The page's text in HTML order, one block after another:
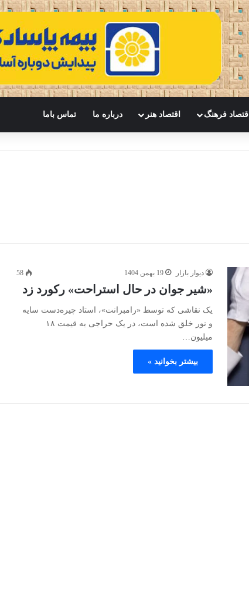
اقتصاد فرهنگ اقتصاد هنر درباره ما تماس باما
دیوار بازار 19 بهمن 1404 58
«شیر جوان در حال استراحت» رکورد زد
یک نقاشی که توسط «رامبرانت»، استاد چیره‌دست سایه
و نور خلق شده است، در یک حراجی به قیمت ۱۸
میلیون…
بیشتر بخوانید »